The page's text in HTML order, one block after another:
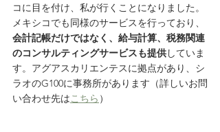
コに目を付け、私が行くことになりました。
メキシコでも同様のサービスを行っており、
会計記帳だけではなく、給与計算、税務関連
のコンサルティングサービスも提供していま
す。アグアスカリエンテスに拠点があり、シ
ラオのG100に事務所があります（詳しいお問
い合わせ先はこちら ）